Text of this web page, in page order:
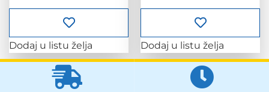
Dodaj u listu želja Dodaj u listu želja